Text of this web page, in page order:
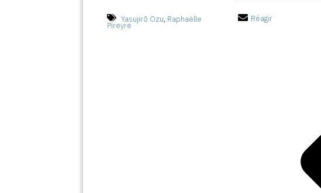
Yasujirō Ozu Raphaëlle
Pireyre
Réagir